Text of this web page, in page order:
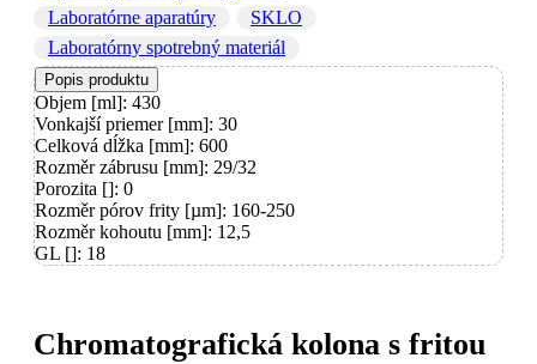
Laboratórne aparatúry
SKLO
Laboratórny spotrebný materiál
Popis produktu
Objem [ml]: 430
Vonkajší priemer [mm]: 30
Celková dĺžka [mm]: 600
Rozměr zábrusu [mm]: 29/32
Porozita []: 0
Rozměr pórov frity [µm]: 160-250
Rozměr kohoutu [mm]: 12,5
GL []: 18
Chromatografická kolona s fritou